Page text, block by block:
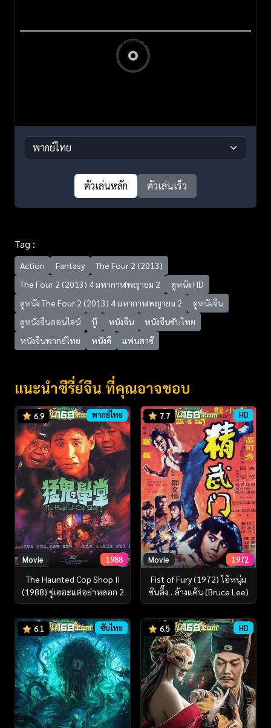
ตัวเล่นหลัก ตัวเล่นเร็ว
Tag :
Action Fantasy
The Four 2 (2013)
The Four 2 (2013) 4 มหากาฬพญายม 2
ดูหนัง HD
ดูหนัง The Four 2 (2013) 4 มหากาฬพญายม 2
ดูหนังจีน
ดูหนังจีนออนไลน์
บู๊ หนังจีน
หนังจีนซับไทย
หนังจีนพากย์ไทย
หนังดี แฟนตาซี
แนะนำซีรี่ย์จีน ที่คุณอาจชอบ
6.9 พากย์ไทย
Movie 1988
The Haunted Cop Shop II
(1988) ขู่เฮอะแต่อย่าหลอก 2
7.7 HD
Movie 1972
Fist of Fury (1972) ไอ้หนุ่ม
ซินตึ๊ง…ล้างแค้น (Bruce Lee)
6.1 ซับไทย 6.5 HD